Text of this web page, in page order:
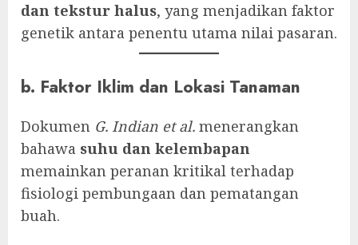
dan tekstur halus, yang menjadikan faktor
genetik antara penentu utama nilai pasaran.
b. Faktor Iklim dan Lokasi Tanaman
Dokumen G. Indian et al. menerangkan
bahawa suhu dan kelembapan
memainkan peranan kritikal terhadap
fisiologi pembungaan dan pematangan
buah.